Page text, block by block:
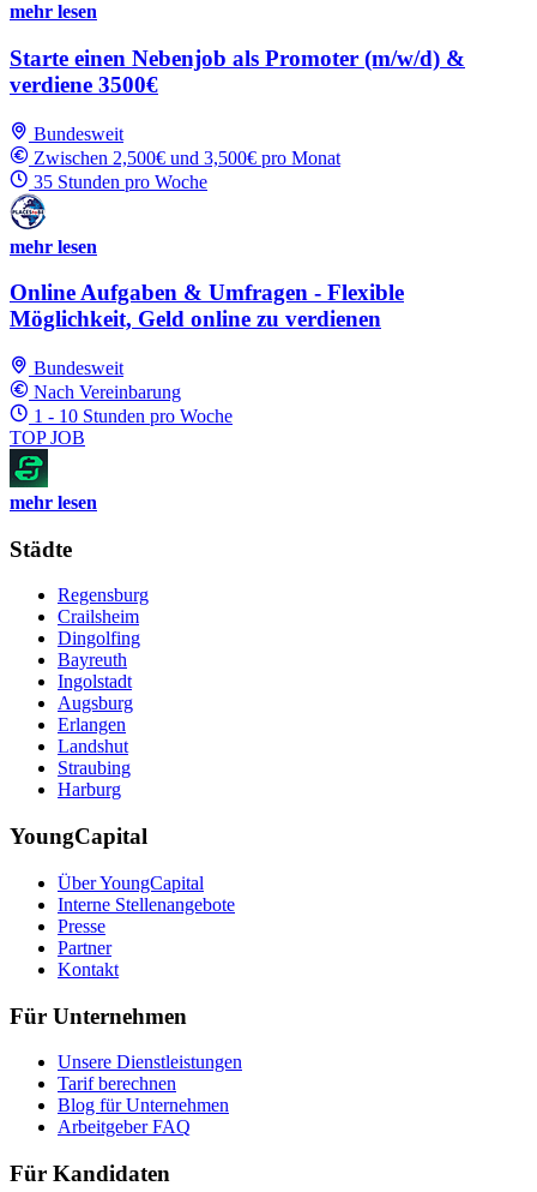
mehr lesen
Starte einen Nebenjob als Promoter (m/w/d) &
verdiene 3500€
Bundesweit
Zwischen 2,500€ und 3,500€ pro Monat
35 Stunden pro Woche
mehr lesen
Online Aufgaben & Umfragen - Flexible
Möglichkeit, Geld online zu verdienen
Bundesweit
Nach Vereinbarung
1 - 10 Stunden pro Woche
TOP JOB
mehr lesen
Städte
Regensburg
Crailsheim
Dingolfing
Bayreuth
Ingolstadt
Augsburg
Erlangen
Landshut
Straubing
Harburg
YoungCapital
Über YoungCapital
Interne Stellenangebote
Presse
Partner
Kontakt
Für Unternehmen
Unsere Dienstleistungen
Tarif berechnen
Blog für Unternehmen
Arbeitgeber FAQ
Für Kandidaten